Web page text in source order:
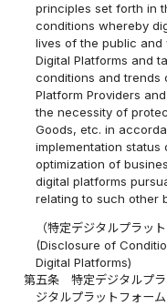
principles set forth in
conditions whereby
lives of the public
Digital Platforms and
conditions and trends
Platform Providers
the necessity of
Goods, etc. in
implementation
optimization of
digital platforms
relating to such other
（特定デジタルプラッ
(Disclosure of
Digital Platforms)
第五条
特定デジタルプ
ジタルプラットフォー